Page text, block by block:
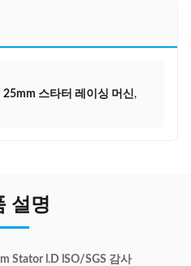
25mm 스타터 레이싱 머신,
설명
Stator l.D lSO/SGS 감사